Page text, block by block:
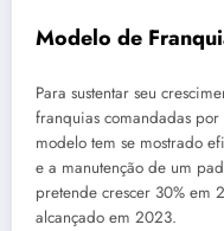
Modelo de
Para sustentar seu
franquias comandadas
modelo tem se mostrado
e a manutenção de um
pretende crescer 30% em
alcançado em 2023.